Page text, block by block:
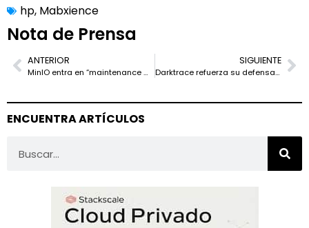
hp, Mabxience
Nota de Prensa
ANTERIOR
MinIO entra en “maintenance mode”: fin de una era para el S3 open source y hora de replantear arquitecturas
SIGUIENTE
Darktrace refuerza su defensa del correo con IA: detección multidominio y más protección para la marca
ENCUENTRA ARTÍCULOS